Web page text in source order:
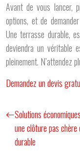
Avant de vous lancer,
options, et de
Une terrasse durable,
deviendra un véritable
pleinement. N’attendez
Demandez un devis
Solutions
une clôture pas chère
durable